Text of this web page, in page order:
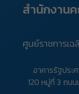
สำนักงาน
ศูนย์ราชการเ
อาคารรัฐปร
120 หมู่ที่ 3 ถน